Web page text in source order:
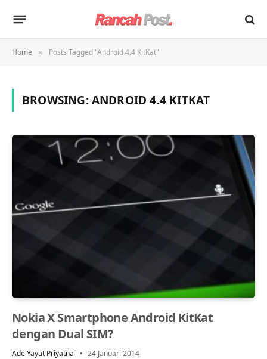
Home » Posts Tagged "Android 4.4 KitKat"
BROWSING:ANDROID 4.4 KITKAT
Nokia X Smartphone Android KitKat
dengan Dual SIM?
Ade Yayat Priyatna 24 Januari 2014